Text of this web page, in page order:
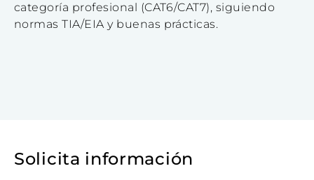
categoría profesional (CAT6/CAT7), siguiendo
normas TIA/EIA y buenas prácticas.
Solicita información